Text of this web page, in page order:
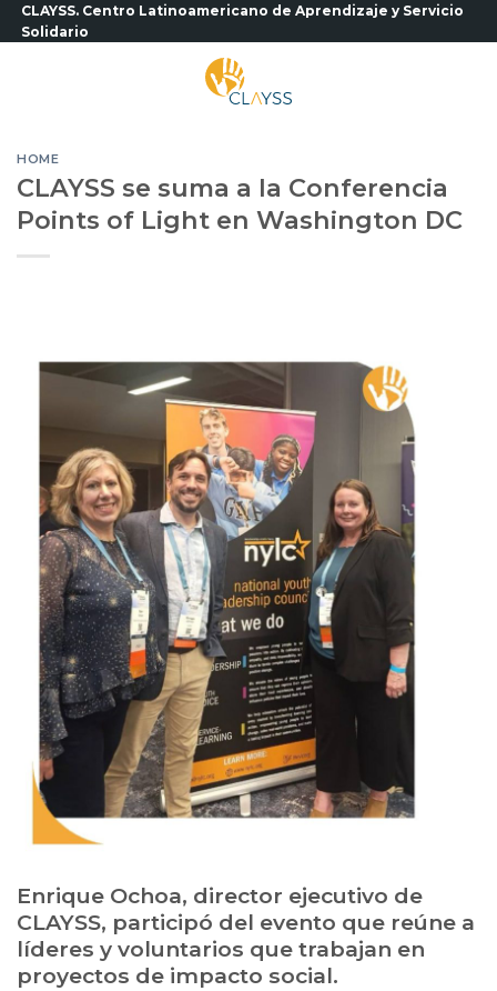
Saltar
al
CLAYSS. Centro Latinoamericano de Aprendizaje y Servicio
Solidario
HOME
CLAYSS se suma a la Conferencia
Points of Light en Washington DC
Enrique Ochoa, director ejecutivo de
CLAYSS, participó del evento que reúne a
líderes y voluntarios que trabajan en
proyectos de impacto social.